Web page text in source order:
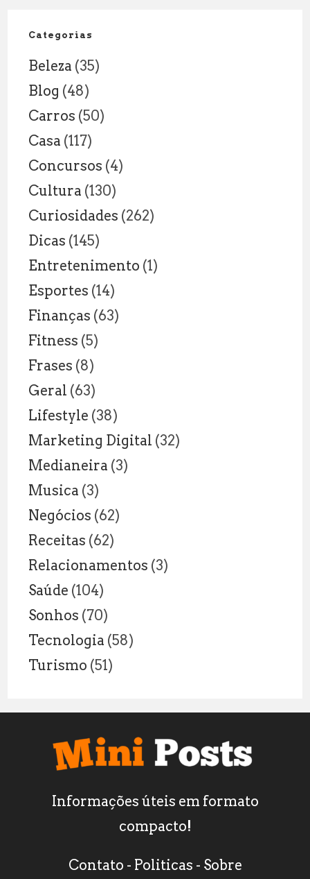
a
Categorias
Beleza (35)
Blog (48)
Carros (50)
Casa (117)
Concursos (4)
Cultura (130)
Curiosidades (262)
Dicas (145)
Entretenimento (1)
Esportes (14)
Finanças (63)
Fitness (5)
Frases (8)
Geral (63)
Lifestyle (38)
Marketing Digital (32)
Medianeira (3)
Musica (3)
Negócios (62)
Receitas (62)
Relacionamentos (3)
Saúde (104)
Sonhos (70)
Tecnologia (58)
Turismo (51)
Informações úteis em formato
compacto!
Contato - Politicas - Sobre